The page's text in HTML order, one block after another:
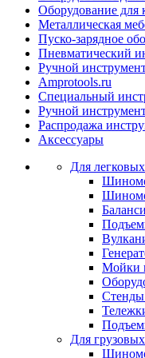
Оборудование для
Металлическая
Пуско-зарядное
Пневматический
Ручной
Amprotools.ru
Специальный
Ручной
Распродажа
Аксессуары
Для
Мойки
Стенды
Для